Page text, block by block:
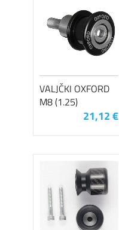
VALJČKI OXFORD
M8 (1.25)
21,12 €